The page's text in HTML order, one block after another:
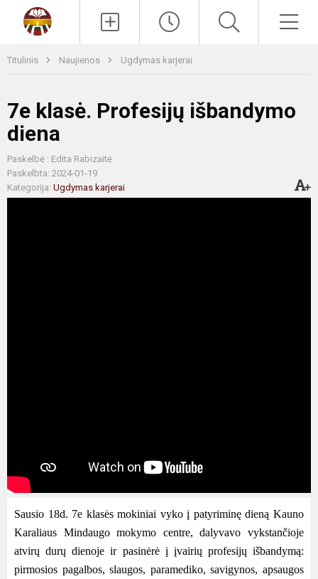
Titulinis Naujienos Ugdymas karjerai
7e klasė. Profesijų išbandymo
diena
Paskelbė : Edita Rabizaitė
Paskelbta: 2024-01-19
Kategorija: Ugdymas karjerai
Sausio 18d. 7e klasės mokiniai vyko į patyriminę dieną Kauno
Karaliaus Mindaugo mokymo centre, dalyvavo vykstančioje
atvirų durų dienoje ir pasinėrė į įvairių profesijų išbandymą:
pirmosios pagalbos, slaugos, paramediko, savigynos, apsaugos